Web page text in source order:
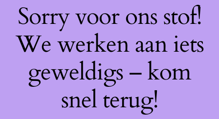
Sorry voor ons stof!
We werken aan iets
geweldigs – kom
snel terug!